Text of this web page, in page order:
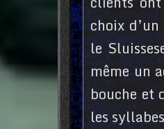
choix
le
même un
bouche et
les